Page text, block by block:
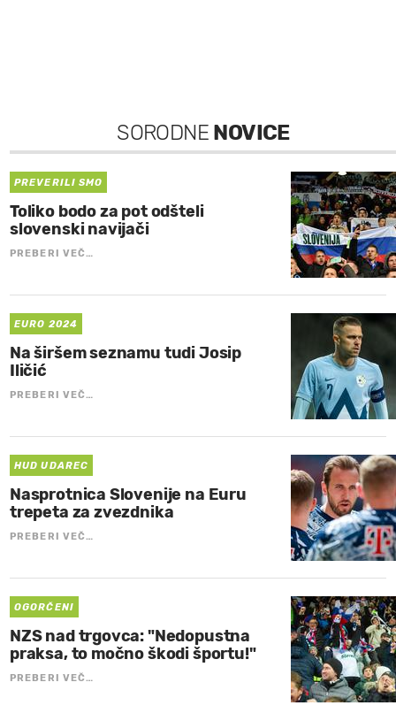
SORODNE NOVICE
PREVERILI SMO
Toliko bodo za pot odšteli
slovenski navijači
PREBERI VEČ…
EURO 2024
Na širšem seznamu tudi Josip
Iličić
PREBERI VEČ…
HUD UDAREC
Nasprotnica Slovenije na Euru
trepeta za zvezdnika
PREBERI VEČ…
OGORČENI
NZS nad trgovca: "Nedopustna
praksa, to močno škodi športu!"
PREBERI VEČ…